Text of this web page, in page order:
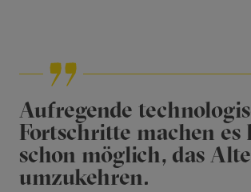
Aufregende
Fortschritte machen es
schon möglich, das
umzukehren.